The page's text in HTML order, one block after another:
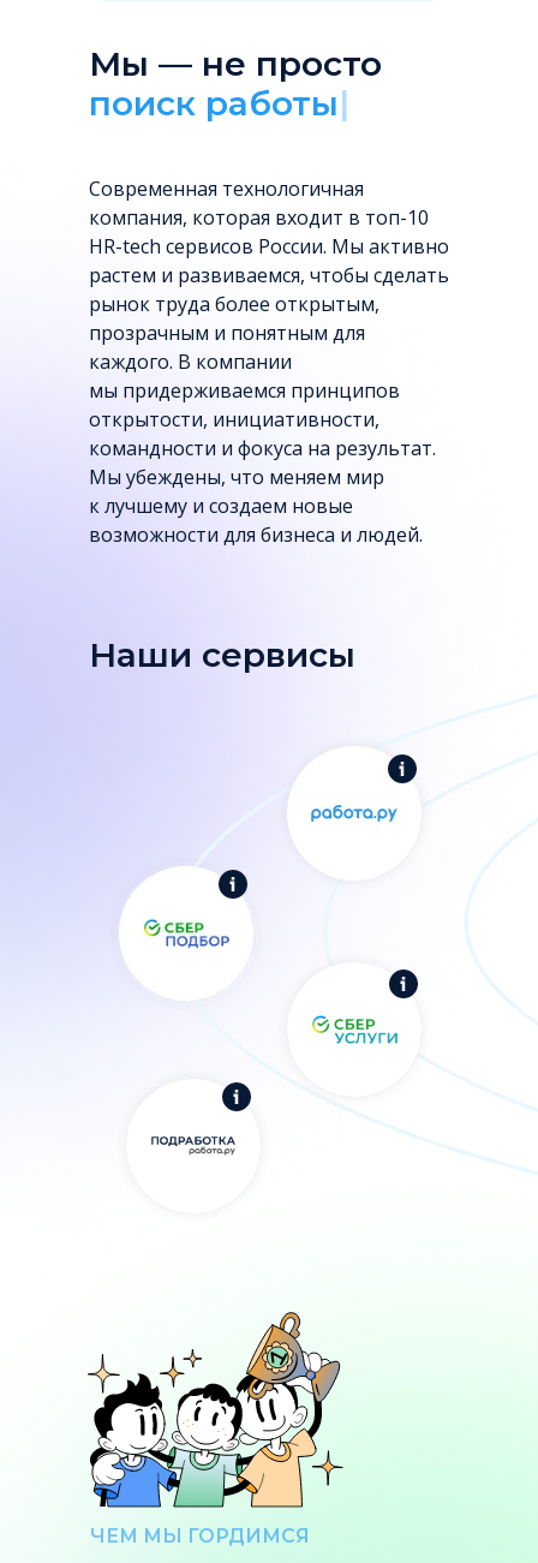
Мы — не просто
подбор персо|
Cовременная технологичная
компания, которая входит в топ-10
HR-tech сервисов России. Мы активно
растем и развиваемся, чтобы сделать
рынок труда более открытым,
прозрачным и понятным для
каждого. В компании
мы придерживаемся принципов
открытости, инициативности,
командности и фокуса на результат.
Мы убеждены, что меняем мир
к лучшему и создаем новые
возможности для бизнеса и людей.
Наши сервисы
ЧЕМ МЫ ГОРДИМСЯ